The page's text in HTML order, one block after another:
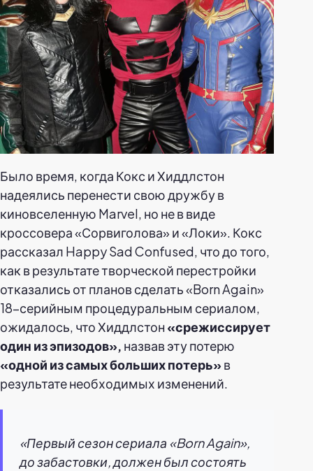
Было время, когда Кокс и Хиддлстон
надеялись перенести свою дружбу в
киновселенную Marvel, но не в виде
кроссовера «Сорвиголова» и «Локи». Кокс
рассказал Happy Sad Confused, что до того,
как в результате творческой перестройки
отказались от планов сделать «Born Again»
18-серийным процедуральным сериалом,
ожидалось, что Хиддлстон «срежиссирует
один из эпизодов», назвав эту потерю
«одной из самых больших потерь»в
результате необходимых изменений.
«Первый сезон сериала «Born Again»,
до забастовки, должен был состоять